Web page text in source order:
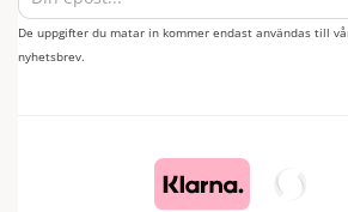
De uppgifter du matar in kommer endast användas till
nyhetsbrev.